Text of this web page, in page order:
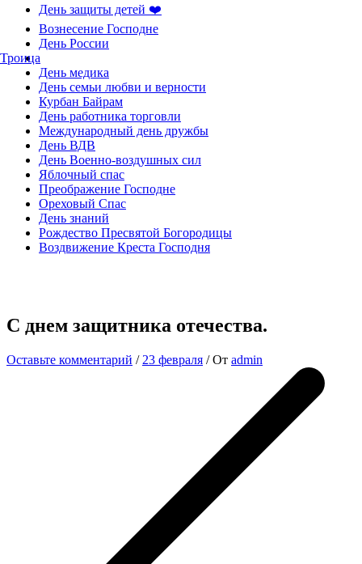
День защиты детей ❤️
Вознесение Господне
День России
Троица
День медика
День семьи любви и верности
Курбан Байрам
День работника торговли
Международный день дружбы
День ВДВ
День Военно-воздушных сил
Яблочный спас
Преображение Господне
Ореховый Спас
День знаний
Рождество Пресвятой Богородицы
Воздвижение Креста Господня
С днем защитника отечества.
Оставьте комментарий / 23 февраля / От admin